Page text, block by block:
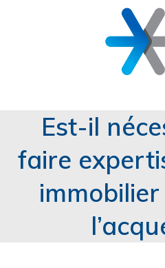
Est-il
faire